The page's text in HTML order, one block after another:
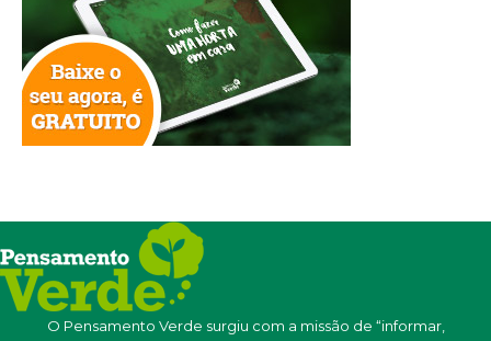
O Pensamento Verde surgiu com a missão de “informar,